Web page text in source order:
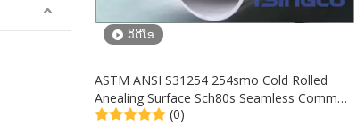
ວິດີໂອ
ASTM ANSI S31254 254smo Cold Rolled
Anealing Surface Sch80s Seamless Common
Calibre Austenitic Alloy Stainless Steel Pipe
(0)